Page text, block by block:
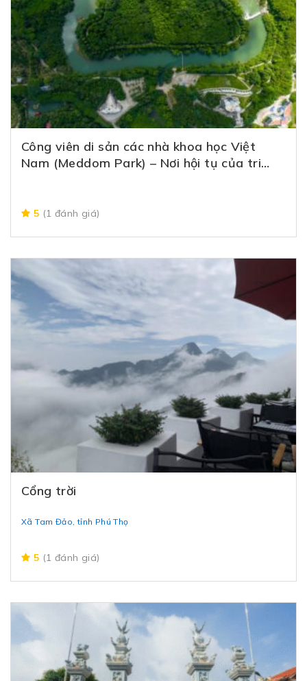
Công viên di sản các nhà khoa học Việt
Nam (Meddom Park) – Nơi hội tụ của tri
5 (1 đánh giá)
Cổng trời
Xã Tam Đảo, tỉnh Phú Thọ
5 (1 đánh giá)